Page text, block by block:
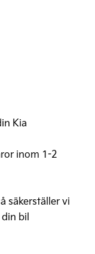
Kia
inom 1-2
säkerställer vi
bil